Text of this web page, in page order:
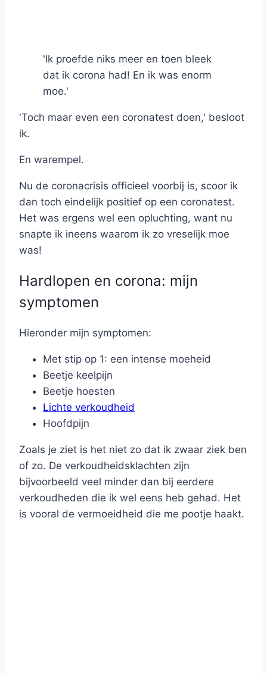
'Ik proefde niks meer en toen bleek
dat ik corona had! En ik was enorm
moe.'
'Toch maar even een coronatest doen,' besloot
ik.
En warempel.
Nu de coronacrisis officieel voorbij is, scoor ik
dan toch eindelijk positief op een coronatest.
Het was ergens wel een opluchting, want nu
snapte ik ineens waarom ik zo vreselijk moe
was!
Hardlopen en corona: mijn
symptomen
Hieronder mijn symptomen:
Met stip op 1: een intense moeheid
Beetje keelpijn
Beetje hoesten
Lichte verkoudheid
Hoofdpijn
Zoals je ziet is het niet zo dat ik zwaar ziek ben
of zo. De verkoudheidsklachten zijn
bijvoorbeeld veel minder dan bij eerdere
verkoudheden die ik wel eens heb gehad. Het
is vooral de vermoeidheid die me pootje haakt.